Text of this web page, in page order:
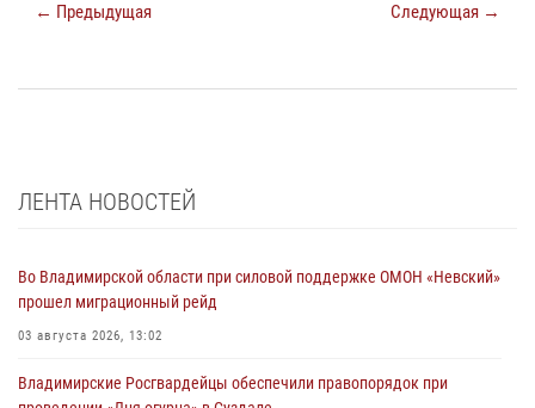
← Предыдущая Следующая →
ЛЕНТА НОВОСТЕЙ
Во Владимирской области при силовой поддержке ОМОН «Невский»
прошел миграционный рейд
03 августа 2026, 13:02
Владимирские Росгвардейцы обеспечили правопорядок при